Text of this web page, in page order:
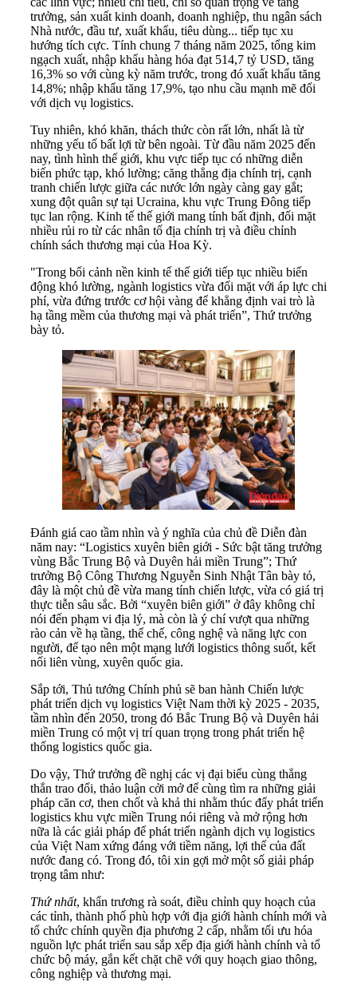
trưởng, sản xuất kinh doanh, doanh nghiệp, thu ngân sách
Nhà nước, đầu tư, xuất khẩu, tiêu dùng... tiếp tục xu
hướng tích cực. Tính chung 7 tháng năm 2025, tổng kim
ngạch xuất, nhập khẩu hàng hóa đạt 514,7 tỷ USD, tăng
16,3% so với cùng kỳ năm trước, trong đó xuất khẩu tăng
14,8%; nhập khẩu tăng 17,9%, tạo nhu cầu mạnh mẽ đối
với dịch vụ logistics.
Tuy nhiên, khó khăn, thách thức còn rất lớn, nhất là từ
những yếu tố bất lợi từ bên ngoài. Từ đầu năm 2025 đến
nay, tình hình thế giới, khu vực tiếp tục có những diễn
biến phức tạp, khó lường; căng thẳng địa chính trị, cạnh
tranh chiến lược giữa các nước lớn ngày càng gay gắt;
xung đột quân sự tại Ucraina, khu vực Trung Đông tiếp
tục lan rộng. Kinh tế thế giới mang tính bất định, đối mặt
nhiều rủi ro từ các nhân tố địa chính trị và điều chỉnh
chính sách thương mại của Hoa Kỳ.
"Trong bối cảnh nền kinh tế thế giới tiếp tục nhiều biến
động khó lường, ngành logistics vừa đối mặt với áp lực chi
phí, vừa đứng trước cơ hội vàng để khẳng định vai trò là
hạ tầng mềm của thương mại và phát triển”, Thứ trưởng
bày tỏ.
Đánh giá cao tầm nhìn và ý nghĩa của chủ đề Diễn đàn
năm nay: “Logistics xuyên biên giới - Sức bật tăng trưởng
vùng Bắc Trung Bộ và Duyên hải miền Trung”; Thứ
trưởng Bộ Công Thương Nguyễn Sinh Nhật Tân bày tỏ,
đây là một chủ đề vừa mang tính chiến lược, vừa có giá trị
thực tiễn sâu sắc. Bởi “xuyên biên giới” ở đây không chỉ
nói đến phạm vi địa lý, mà còn là ý chí vượt qua những
rào cản về hạ tầng, thể chế, công nghệ và năng lực con
người, để tạo nên một mạng lưới logistics thông suốt, kết
nối liên vùng, xuyên quốc gia.
Sắp tới, Thủ tướng Chính phủ sẽ ban hành Chiến lược
phát triển dịch vụ logistics Việt Nam thời kỳ 2025 - 2035,
tầm nhìn đến 2050, trong đó Bắc Trung Bộ và Duyên hải
miền Trung có một vị trí quan trọng trong phát triển hệ
thống logistics quốc gia.
Do vậy, Thứ trưởng đề nghị các vị đại biểu cùng thẳng
thắn trao đổi, thảo luận cởi mở để cùng tìm ra những giải
pháp căn cơ, then chốt và khả thi nhằm thúc đẩy phát triển
logistics khu vực miền Trung nói riêng và mở rộng hơn
nữa là các giải pháp để phát triển ngành dịch vụ logistics
của Việt Nam xứng đáng với tiềm năng, lợi thế của đất
nước đang có. Trong đó, tôi xin gợi mở một số giải pháp
trọng tâm như:
Thứ nhất, khẩn trương rà soát, điều chỉnh quy hoạch của
các tỉnh, thành phố phù hợp với địa giới hành chính mới và
tổ chức chính quyền địa phương 2 cấp, nhằm tối ưu hóa
nguồn lực phát triển sau sắp xếp địa giới hành chính và tổ
chức bộ máy, gắn kết chặt chẽ với quy hoạch giao thông,
công nghiệp và thương mại.